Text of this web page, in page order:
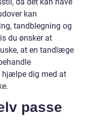
kan
tandblegning og
du ønsker at
at en tandlæge
hjælpe dig med at
passe